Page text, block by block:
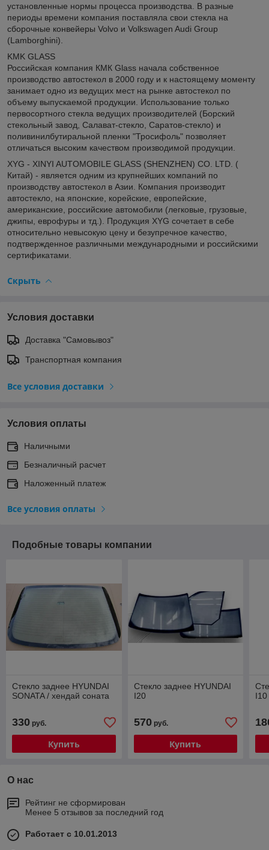
установленные нормы процесса производства. В разные
периоды времени компания поставляла свои стекла на
сборочные конвейеры Volvo и Volkswagen Audi Group
(Lamborghini).
KMK GLASS
Российская компания КМК Glass начала собственное
производство автостекол в 2000 году и к настоящему моменту
занимает одно из ведущих мест на рынке автостекол по
объему выпускаемой продукции. Использование только
первосортного стекла ведущих производителей (Борский
стекольный завод, Салават-стекло, Саратов-стекло) и
поливинилбутиральной пленки "Тросифоль" позволяет
отличаться высоким качеством производимой продукции.
XYG - XINYI AUTOMOBILE GLASS (SHENZHEN) CO. LTD. (
Китай) - является одним из крупнейших компаний по
производству автостекол в Азии. Компания производит
автостекло, на японские, корейские, европейские,
американские, российские автомобили (легковые, грузовые,
джипы, еврофуры и тд.). Продукция XYG сочетает в себе
относительно невысокую цену и безупречное качество,
подтвержденное различными международными и российскими
сертификатами.
Скрыть
Условия доставки
Доставка "Самовывоз"
Транспортная компания
Все условия доставки
Условия оплаты
Наличными
Безналичный расчет
Наложенный платеж
Все условия оплаты
Подобные товары компании
Стекло заднее HYUNDAI
SONATA / хендай соната
330 руб.
Купить
Стекло заднее HYUNDAI
I20
570руб.
Купить
I10
О нас
Рейтинг не сформирован
Менее 5 отзывов за последний год
Работает с 10.01.2013